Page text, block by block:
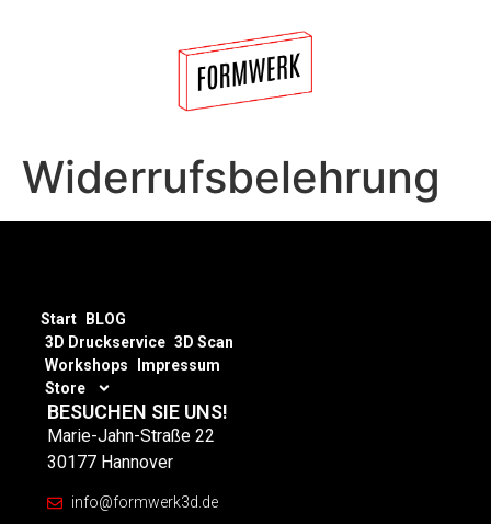
Widerrufsbelehrung
Start
BLOG
3D Druckservice 3D Scan
Workshops
Impressum
Store
BESUCHEN SIE UNS!
Marie-Jahn-Straße 22
30177 Hannover
info@formwerk3d.de